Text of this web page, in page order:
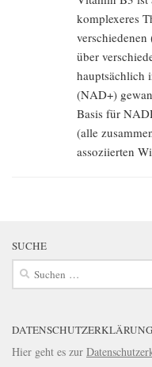
komplexeres
über
hauptsächlich
(NAD+)
Basis für
(alle
assoziierten
SUCHE
Suchen
nach:
DATENSCHUTZERKLÄRUNG
Hier geht es zur